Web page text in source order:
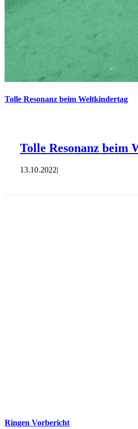
Tolle Resonanz beim Weltkindertag
Tolle Resonanz beim
13.10.2022|
Ringen Vorbericht